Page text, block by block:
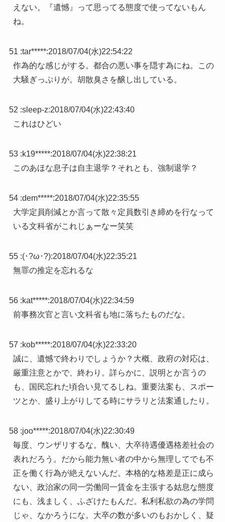
えない。『遺憾』って思ってる態度で使ってないもん
ね。
51 :tar*****:2018/07/04(水)22:54:22
作為的な感じがする。都合の悪い事を隠す為にね。この
大騒ぎっぷりが。胡散臭さを醸し出している。
52 :sleep-z:2018/07/04(水)22:43:40
これはひどい
53 :k19*****:2018/07/04(水)22:38:21
このあほな息子は自主退学？それとも、強制退学？
54 :dem*****:2018/07/04(水)22:35:55
大学定員削減とか言って散々定員数引き締めを行なって
いる文科省がこれじぁーなー笑笑
55 :(･?ω･?):2018/07/04(水)22:35:21
無罪の推定を忘れるな
56 :kat*****:2018/07/04(水)22:34:59
前事務次官と言い文科省も地に落ちたものだな。
57 :kob*****:2018/07/04(水)22:33:20
誠に、遺憾で終わりでしょうか？大概、政府の対応は、
厳重注意とかで、終わり。詳らかに、説明とか言うの
も、国民忘れた頃合い見てるしね。重要法案も、スポー
ツとか、盛り上がりしてる時にサラリと法案通したり。
58 :joo*****:2018/07/04(水)22:30:49
毎度、ウンザリするな。醜い、大卒待遇優遇格差社会の
表れだろう。だから能力無い者の中から無理してでも不
正を働く行為が絶えないんだ。本格的な格差是正に成ら
ない、政治家の同一労働同一賃金を主張する姑息な態度
にも、浅ましく、ふざけたもんだ。私利私欲の為の学問
じゃ、なかろうにな。大卒の数が多いのもおかしく、疑